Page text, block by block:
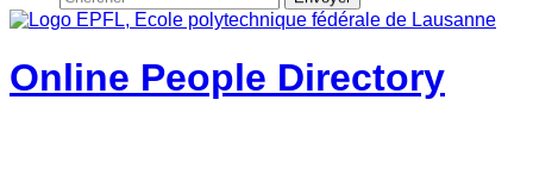
Online People Directory